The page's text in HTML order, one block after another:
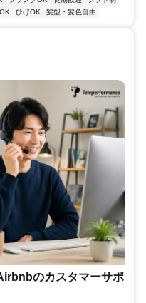
ひげOK 髪型・髪色自由
のカスタマーサポ